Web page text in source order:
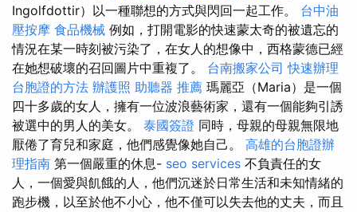
Ingolfdottir）以一種聯想的方式與閃回一起工作。 台中油
壓按摩 食品機械 例如，打開電影的快速蒙太奇的被遺忘的
情況在某一時刻被污染了，在女人的想像中，西格蒙德已經
在她想破壞的召回圖片中重複了。 台南搬家公司 快速辦理
台胞證的方法 辦護照 助聽器 推薦 瑪麗亞（Maria）是一個
四十多歲的女人，擁有一位波浪藝術家，還有一個能夠引誘
被選中的男人的美女。 泰國簽證 同時，母親的母親無限地
厭倦了育兒和家庭，他們感覺像她自己。 高雄的台胞證辦
理指南 第一個嚴重的休息- seo services 不負責任的女
人，一個愛與飢餓的人，他們沉迷於日常生活和未知情緒的
跑步機，以至於他不小心，他不僅可以失去他的丈夫，而且